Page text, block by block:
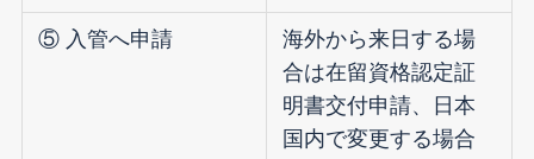
⑤ 入管へ申請
海外から来日する場
合は在留資格認定証
明書交付申請、日本
国内で変更する場合